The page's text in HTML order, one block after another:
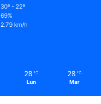
30º - 22º
69%
2.79 km/h
28 ℃
Lun
28 ℃
Mar